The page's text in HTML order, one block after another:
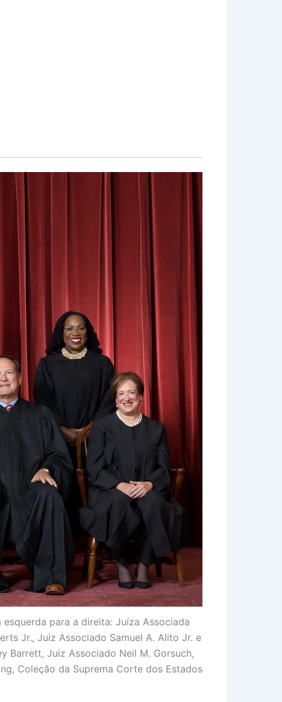
para a direita: Juíza Associada
Jr., Juiz Associado Samuel A. Alito Jr. e
Barrett, Juiz Associado Neil M. Gorsuch,
Coleção da Suprema Corte dos Estados